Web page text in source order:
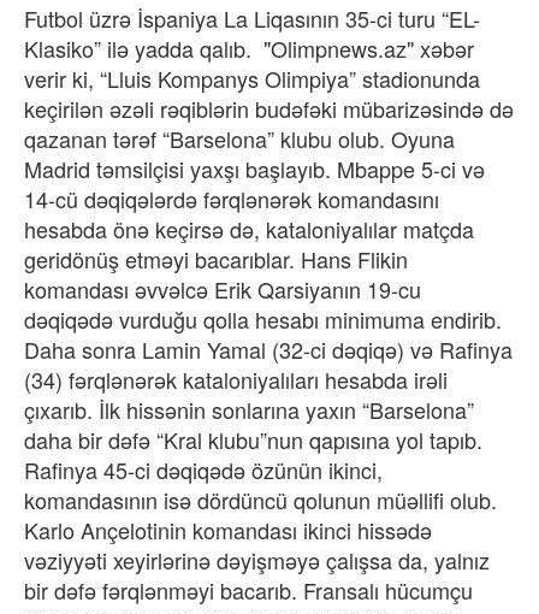
Futbol üzrə İspaniya La Liqasının 35-ci turu “EL-
Klasiko” ilə yadda qalıb. "Olimpnews.az" xəbər
verir ki, “Lluis Kompanys Olimpiya” stadionunda
keçirilən əzəli rəqiblərin budəfəki mübarizəsində də
qazanan tərəf “Barselona” klubu olub. Oyuna
Madrid təmsilçisi yaxşı başlayıb. Mbappe 5-ci və
14-cü dəqiqələrdə fərqlənərək komandasını
hesabda önə keçirsə də, kataloniyalılar matçda
geridönüş etməyi bacarıblar. Hans Flikin
komandası əvvəlcə Erik Qarsiyanın 19-cu
dəqiqədə vurduğu qolla hesabı minimuma endirib.
Daha sonra Lamin Yamal (32-ci dəqiqə) və Rafinya
(34) fərqlənərək kataloniyalıları hesabda irəli
çıxarıb. İlk hissənin sonlarına yaxın “Barselona”
daha bir dəfə “Kral klubu”nun qapısına yol tapıb.
Rafinya 45-ci dəqiqədə özünün ikinci,
komandasının isə dördüncü qolunun müəllifi olub.
Karlo Ançelotinin komandası ikinci hissədə
vəziyyəti xeyirlərinə dəyişməyə çalışsa da, yalnız
bir dəfə fərqlənməyi bacarıb. Fransalı hücumçu